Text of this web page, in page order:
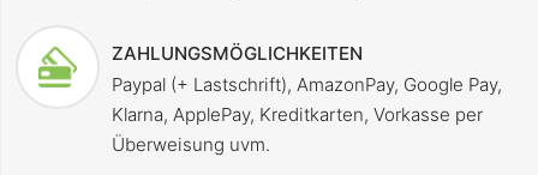
ZAHLUNGSMÖGLICHKEITEN
Paypal (+ Lastschrift), AmazonPay, Google Pay,
Klarna, ApplePay, Kreditkarten, Vorkasse per
Überweisung uvm.